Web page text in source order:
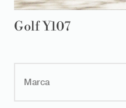
Marca
Golf Y107